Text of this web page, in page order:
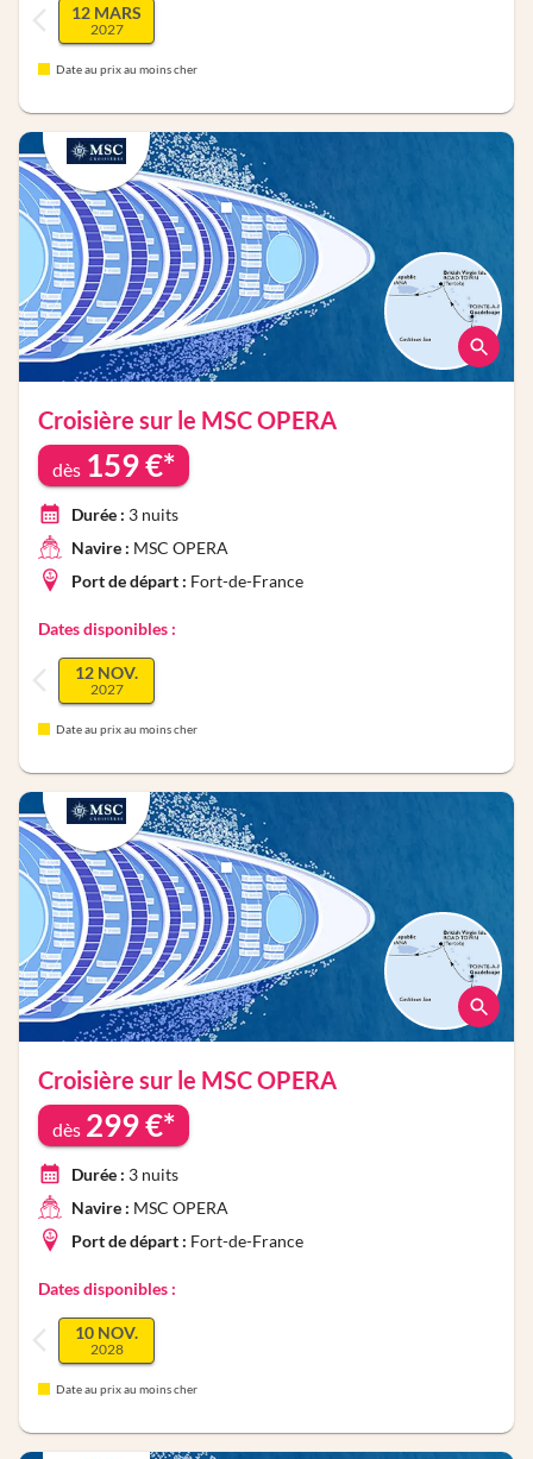
12 MARS
2027
Date au prix au moins cher
Croisière sur le MSC OPERA
dès 159€*
Durée : 3 nuits
Navire : MSC OPERA
Port de départ : Fort-de-France
Dates disponibles :
12 NOV.
2027
Date au prix au moins cher
Croisière sur le MSC OPERA
dès 299€*
Durée : 3 nuits
Navire : MSC OPERA
Port de départ : Fort-de-France
Dates disponibles :
10 NOV.
2028
Date au prix au moins cher